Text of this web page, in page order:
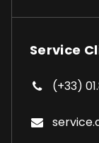
Service
(+33)